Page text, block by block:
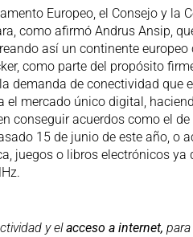
Europeo, el Consejo y la
como afirmó Andrus Ansip,
así un continente
como parte del propósito
demanda de conectividad que
mercado único digital,
conseguir acuerdos como el
15 de junio de este año, o
juegos o libros electrónicos
y elacceso a internet,